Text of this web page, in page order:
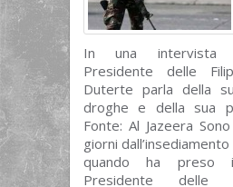
In una intervista
Presidente delle
Duterte parla della
droghe e della sua
Fonte: Al Jazeera
giorni
quando ha
Presidente delle